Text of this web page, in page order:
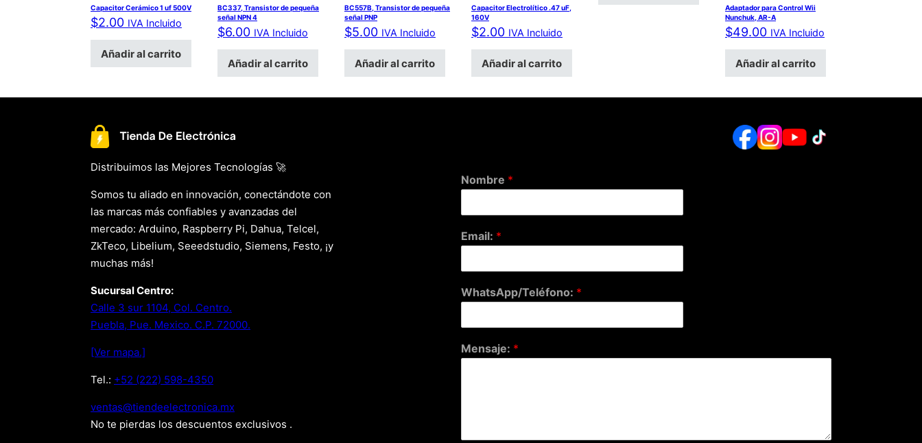
Capacitor Cerámico 1 uf 500V
$2.00 IVA Incluido
Añadir al carrito
BC337, Transistor de pequeña
señal NPN 4
$6.00 IVA Incluido
Añadir al carrito
BC557B, Transistor de pequeña
señal PNP
$5.00 IVA Incluido
Añadir al carrito
Capacitor Electrolítico .47 uF,
160V
$2.00 IVA Incluido
Añadir al carrito
Adaptador para Control Wii
Nunchuk, AR-A
$49.00 IVA Incluido
Añadir al carrito
Distribuimos las Mejores Tecnologías 🚀
Somos tu aliado en innovación, conectándote con
las marcas más confiables y avanzadas del
mercado: Arduino, Raspberry Pi, Dahua, Telcel,
ZkTeco, Libelium, Seeedstudio, Siemens, Festo, ¡y
muchas más!
Sucursal Centro:
Calle 3 sur 1104, Col. Centro.
Puebla, Pue. Mexico. C.P. 72000.
[Ver mapa.]
Tel.: +52 (222) 598-4350
xm.acinortceleedneit@satnev
No te pierdas los descuentos exclusivos .
Nombre *
Email: *
WhatsApp/Teléfono: *
Mensaje: *